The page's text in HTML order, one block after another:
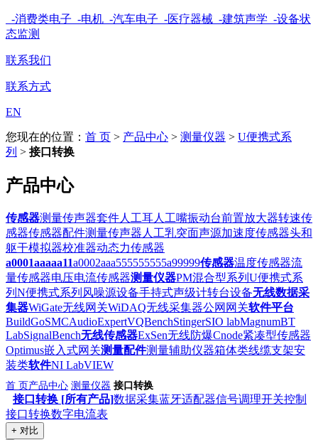
-消费类电子 -电机 -汽车电子 -医疗器械 -建筑声学 -设备状
态监测
联系我们
联系方式
EN
您现在的位置： 首 页 > 产品中心 > 测量仪器 > U便携式系
列 > 接口转换
产品中心
传感器测量传声器套件人工耳人工嘴振动台前置放大器转速传
感器传感器配件测量传声器 人工乳突面声源加速度传感器头和
躯干模拟器校准器动态力传感器
a0001aaaaa11a0002aaa555555555a99999传感器温度传感器流
量传感器电压电流传感器测量仪器PM混合型系列 U便携式系
列 N便携式系列 风噪源设备手持式声级计转台设备无线数据采
集器WiGate无线网关WiDAQ无线采集器公网网关软件平台
BuildGoSMCAudioExpertVQBenchStingerSIO labMagnumBT
LabSignalBench无线传感器ExSen无线防爆Cnode紧凑型传感器
Optimus嵌入式网关测量配件测量辅助仪器箱体类线缆支架安
装类软件NI LabVIEW
首 页产品中心 测量仪器 接口转换
接口转换 [所有产品]数据采集蓝牙适配器信号调理开关控制
接口转换数字电流表
+ 对比